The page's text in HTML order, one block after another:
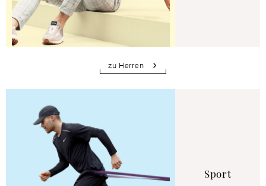
zu Herren
Sport